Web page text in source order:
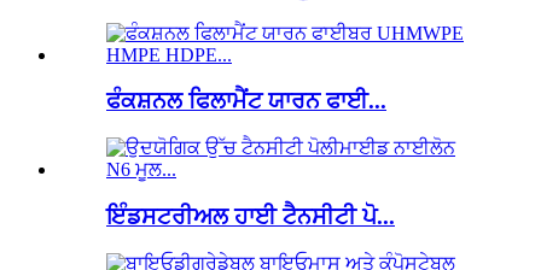
ਫੰਕਸ਼ਨਲ ਫਿਲਾਮੈਂਟ ਯਾਰਨ ਫਾਈ...
ਇੰਡਸਟਰੀਅਲ ਹਾਈ ਟੈਨਸੀਟੀ ਪੋ...